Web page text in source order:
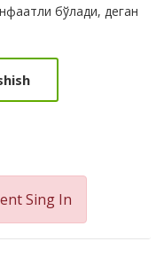
бўлади, деган
Sing In